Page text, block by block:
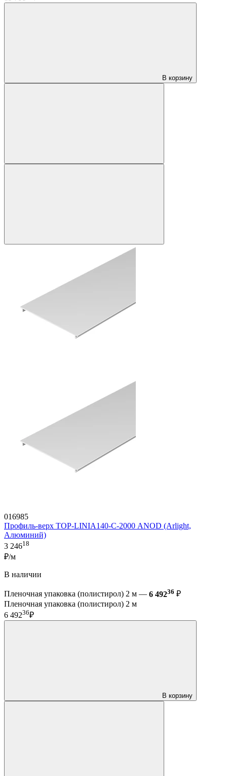
В корзину
016985
Профиль-верх TOP-LINIA140-С-2000 ANOD (Arlight,
Алюминий)
3 24618
₽/м
В наличии
Пленочная упаковка (полистирол) 2 м — 6 49236 ₽
Пленочная упаковка (полистирол) 2 м
6 49236₽
В корзину